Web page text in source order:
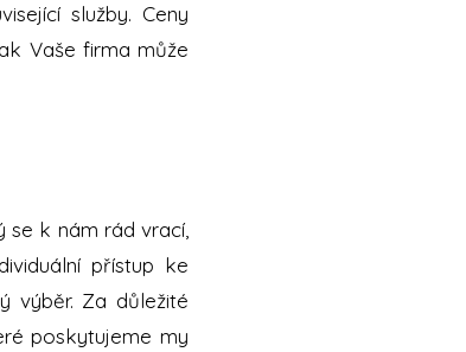
služby. Ceny
Vaše firma může
k nám rád vrací,
přístup ke
výběr. Za důležité
poskytujeme my